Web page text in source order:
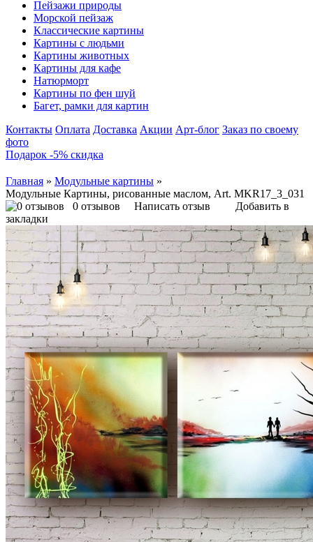
Пейзажи природы
Морской пейзаж
Классические картины
Картины с людьми
Картины животных
Картины для кафе
Натюрморт
Картины по фен шуй
Багет, рамки для картин
Контакты Оплата Доставка Акции Арт-блог Заказ по своему
фото
Подарок -5% скидка
Главная » Модульные картины »
Модульные Картины, рисованные маслом, Art. MKR17_3_031
0 отзывов
Написать отзыв
Добавить в
закладки